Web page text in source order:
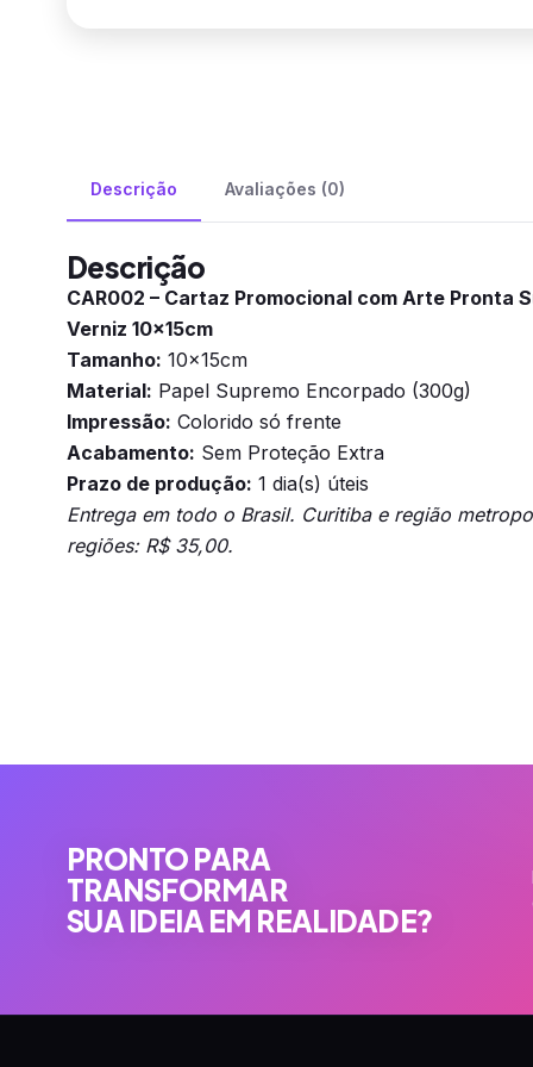
Descrição Avaliações (0)
Descrição
CAR002 – Cartaz Promocional com Arte Pronta
Verniz 10x15cm
Tamanho: 10x15cm
Material: Papel Supremo Encorpado (300g)
Impressão: Colorido só frente
Acabamento: Sem Proteção Extra
Prazo de produção: 1 dia(s) úteis
Entrega em todo o Brasil. Curitiba e região
regiões: R$ 35,00.
PRONTO PARA
TRANSFORMAR
SUA IDEIA EM REALIDADE?